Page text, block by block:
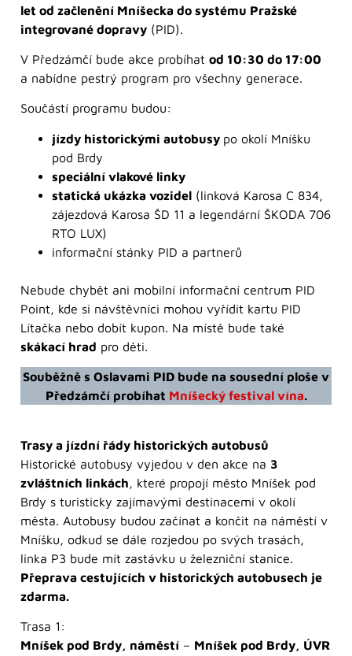
let od začlenění Mníšecka do systému Pražské
integrované dopravy (PID).
V Předzámčí bude akce probíhat od 10:30 do 17:00
a nabídne pestrý program pro všechny generace.
Součástí programu budou:
jízdy historickými autobusy po okolí Mníšku
pod Brdy
speciální vlakové linky
statická ukázka vozidel (linková Karosa C 834,
zájezdová Karosa ŠD 11 a legendární ŠKODA 706
RTO LUX)
informační stánky PID a partnerů
Nebude chybět ani mobilní informační centrum PID
Point, kde si návštěvníci mohou vyřídit kartu PID
Lítačka nebo dobít kupon. Na místě bude také
skákací hrad pro děti.
Souběžně s Oslavami PID bude na sousední ploše v
Předzámčí probíhat Mníšecký festival vína.
Trasy a jízdní řády historických autobusů
Historické autobusy vyjedou v den akce na 3
zvláštních linkách, které propojí město Mníšek pod
Brdy s turisticky zajímavými destinacemi v okolí
města. Autobusy budou začínat a končit na náměstí v
Mníšku, odkud se dále rozjedou po svých trasách,
linka P3 bude mít zastávku u železniční stanice.
Přeprava cestujících v historických autobusech je
zdarma.
Trasa 1:
Mníšek pod Brdy, náměstí – Mníšek pod Brdy, ÚVR